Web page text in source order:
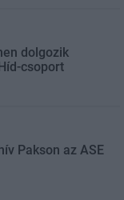
dolgozik
csoport
Pakson az ASE